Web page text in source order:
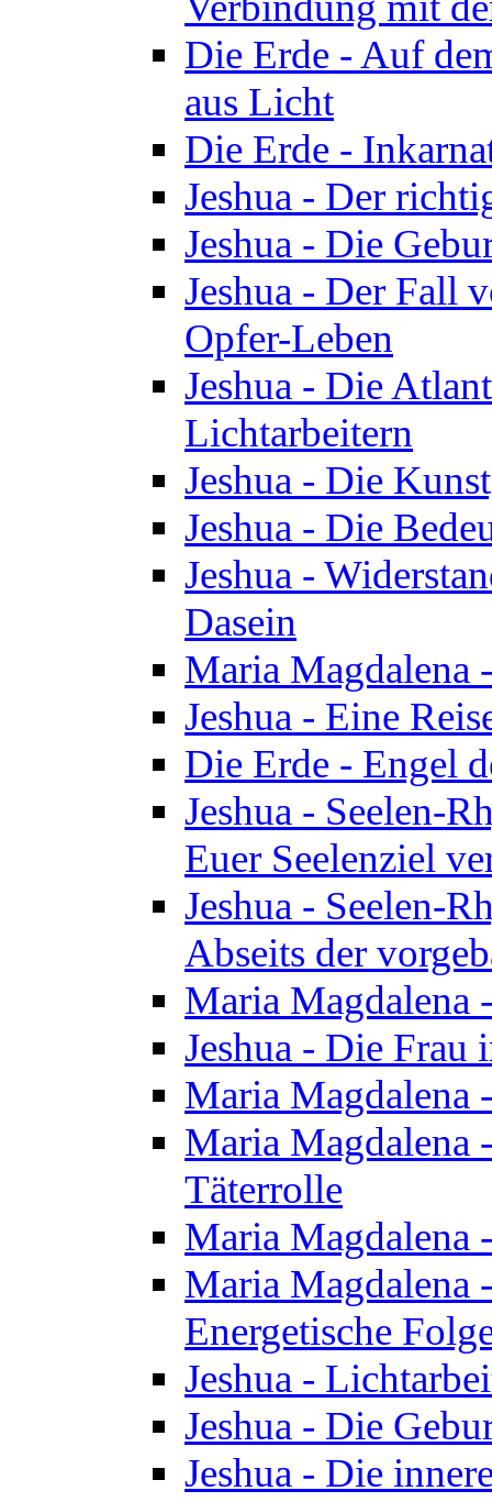
Die Erde - Auf
aus Licht
Die Erde -
Jeshua - Der
Jeshua - Die
Jeshua - Der Fall
Opfer-Leben
Jeshua - Die
Lichtarbeitern
Jeshua - Die
Jeshua - Die
Jeshua -
Dasein
Maria Magdalena
Jeshua - Eine
Die Erde - Engel
Jeshua - Seelen-
Euer Seelenziel
Jeshua - Seelen-
Abseits der
Maria Magdalena
Jeshua - Die Frau
Maria Magdalena
Maria Magdalena
Täterrolle
Maria Magdalena
Maria Magdalena
Energetische
Jeshua -
Jeshua - Die
Jeshua - Die